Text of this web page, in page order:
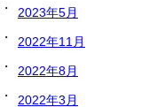
2023年5月
2022年11月
2022年8月
2022年3月